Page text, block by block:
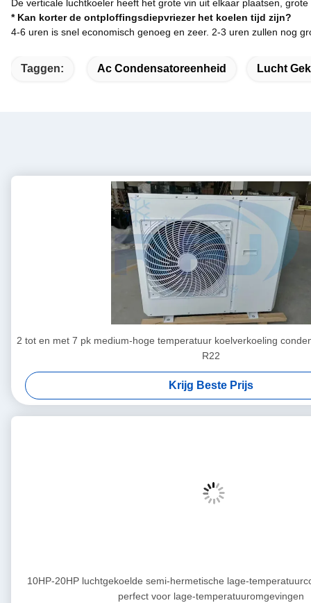
De verticale luchtkoeler heeft het grote vin uit elkaar plaatsen,
* Kan korter de ontploffingsdiepvriezer het koelen tijd zijn?
4-6 uren is snel economisch genoeg en zeer. 2-3 uren zullen nog
Taggen: Ac Condensatoreenheid Lucht
2 tot en met 7 pk medium-hoge temperatuur koelverkoeling
R22
Krijg Beste Prijs
10HP-20HP luchtgekoelde semi-hermetische lage-
perfect voor lage-temperatuuromgevingen